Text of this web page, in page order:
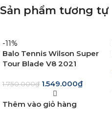
Sản phẩm tương tự
-11%
Balo Tennis Wilson Super
Tour Blade V8 2021
1.750.000₫ 1.549.000₫
Thêm vào giỏ hàng